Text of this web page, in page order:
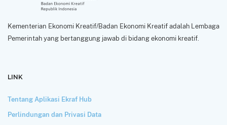
Kementerian Ekonomi Kreatif/Badan Ekonomi Kreatif adalah Lembaga
Pemerintah yang bertanggung jawab di bidang ekonomi kreatif.
LINK
Tentang Aplikasi Ekraf Hub
Perlindungan dan Privasi Data